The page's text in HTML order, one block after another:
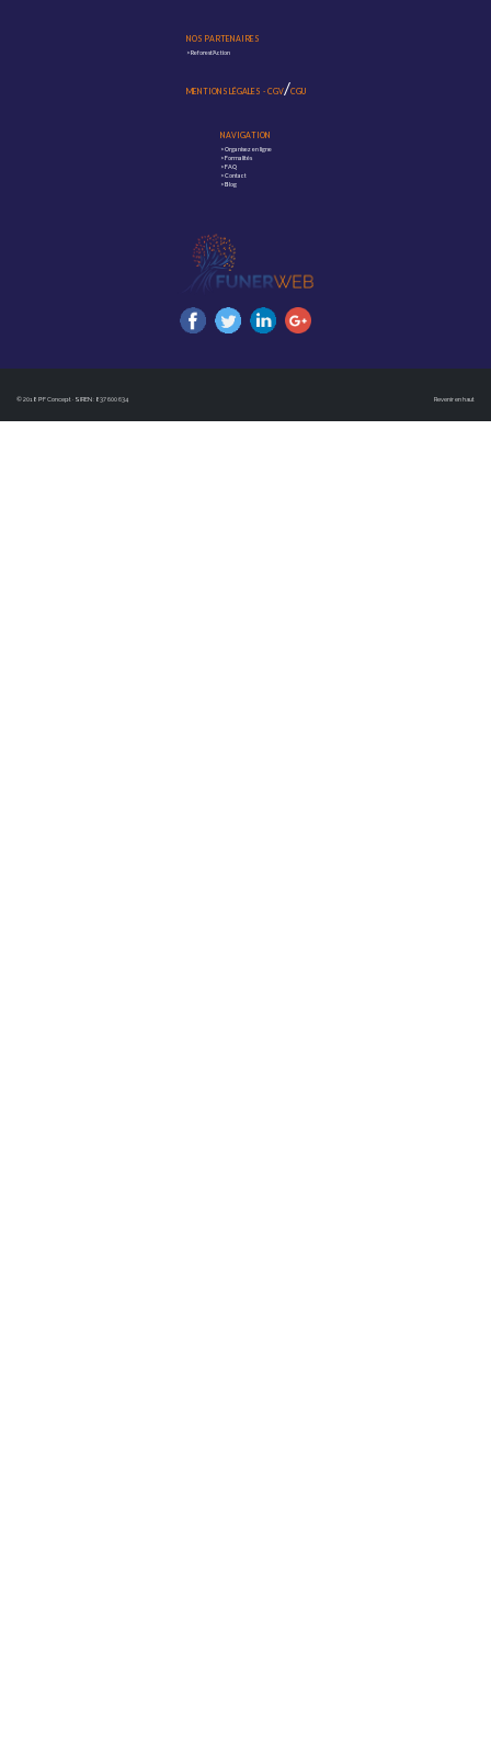
NOS PARTENAIRES
>Reforest'Action
MENTIONS LÉGALES - CGV/CGU
NAVIGATION
>Organisez en ligne
>Formalités
>FAQ
>Contact
>Blog
Revenir en haut
© 2018 PF Concept · SIREN : 837 600 634